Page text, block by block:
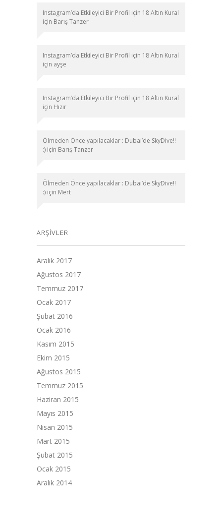
Instagram’da Etkileyici Bir Profil için 18 Altın Kural
için Barış Tanzer
Instagram’da Etkileyici Bir Profil için 18 Altın Kural
için ayşe
Instagram’da Etkileyici Bir Profil için 18 Altın Kural
için Hızır
Ölmeden Önce yapılacaklar : Dubai’de SkyDive!!
:) için Barış Tanzer
Ölmeden Önce yapılacaklar : Dubai’de SkyDive!!
:) için Mert
ARŞIVLER
Aralık 2017
Ağustos 2017
Temmuz 2017
Ocak 2017
Şubat 2016
Ocak 2016
Kasım 2015
Ekim 2015
Ağustos 2015
Temmuz 2015
Haziran 2015
Mayıs 2015
Nisan 2015
Mart 2015
Şubat 2015
Ocak 2015
Aralık 2014